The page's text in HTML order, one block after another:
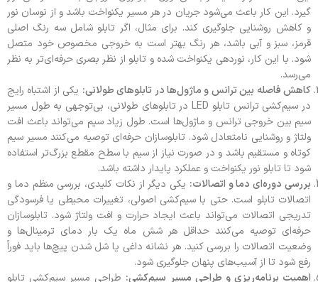
گیرد. این کار باعث می‌شود جریان در هر مسیر یکنواخت باشد و از نوسان نور
و کاهش روشنایی جلوگیری کند. برای مثال، اگر تابلو شامل سه رنگ اصلی
قرمز، سبز و آبی باشد، هر رنگ بهتر است به خروجی مخصوص خود متصل
شود. با این کار، نوردهی یکنواخت شده و تابلو از نظر بصری حرفه‌ای‌تر به نظر
می‌رسد.
کاهش فاصله بین ترانس و ماژول‌ها در تابلوهای طولانی: یکی از اشتباه رایج
در سیم‌کشی ترانس تابلو LED در تابلوهای طولانی، بی‌توجهی به طول مسیر
سیم بین خروجی ترانس و ماژول‌ها است. طول زیاد سیم می‌تواند باعث افت
ولتاژ و روشنایی نامتعادل شود. تابلو‌سازان حرفه‌ای توصیه می‌کنند مسیر سیم
کوتاه و مستقیم باشد و در صورت نیاز از سیم با سطح مقطع بزرگ‌تر استفاده
شود تا تابلو نور یکنواخت و عملکرد پایدار داشته باشد.
بررسی دوره‌ای دما و اتصالات: یکی دیگر از نکات کلیدی، بررسی منظم دما و
اتصالات تابلو است. حتی با سیم‌کشی اصولی، تغییرات محیطی یا فرسودگی
تدریجی اتصالات می‌تواند باعث ایجاد حرارت و افت ولتاژ شود. تابلو‌سازان
حرفه‌ای توصیه می‌کنند حداقل هر شش ماه یک بار دمای ترمینال‌ها و
وضعیت اتصالات را بررسی کنید. هر نشانه داغی یا شل شدن پیچ‌ها باید فوراً
رفع شود تا از آسیب‌های پنهان جلوگیری شود.
اهمیت برنامه‌ریزی و طراحی مسیر سیم‌کشی: طراحی مسیر سیم‌کشی تابلو